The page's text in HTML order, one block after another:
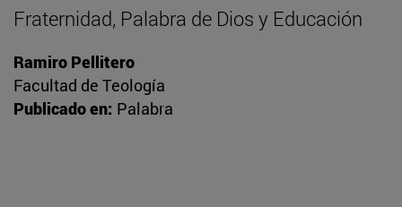
Fraternidad, Palabra de Dios y Educación
Ramiro Pellitero
Facultad de Teología
Publicado en: Palabra